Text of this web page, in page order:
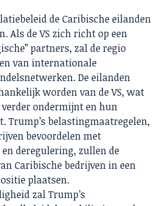
de Caribische eilanden
Als de VS zich richt op een
partners, zal de regio
van internationale
De eilanden
worden van de VS, wat
ondermijnt en hun
Trump’s belastingmaatregelen,
bevoordelen met
deregulering, zullen de
Caribische bedrijven in een
plaatsen.
zal Trump’s